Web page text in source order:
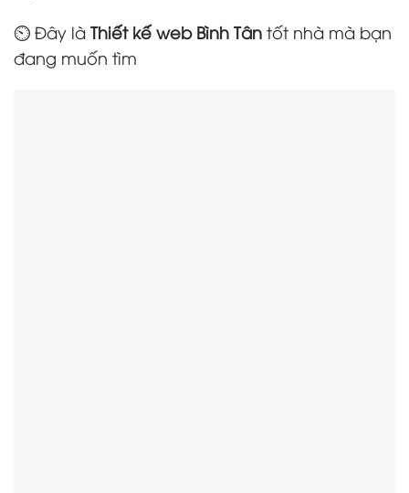
⏲️ Đây là Thiết kế web Bình Tân tốt nhà mà bạn
đang muốn tìm